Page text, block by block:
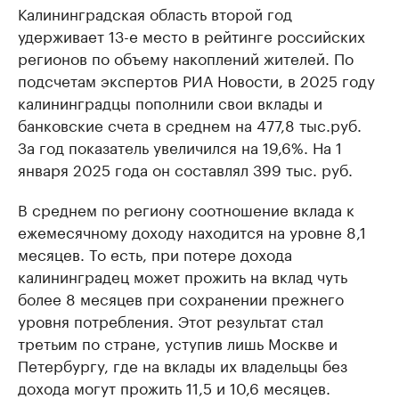
Калининградская область второй год
удерживает 13-е место в рейтинге российских
регионов по объему накоплений жителей. По
подсчетам экспертов РИА Новости, в 2025 году
калининградцы пополнили свои вклады и
банковские счета в среднем на 477,8 тыс.руб.
За год показатель увеличился на 19,6%. На 1
января 2025 года он составлял 399 тыс. руб.
В среднем по региону соотношение вклада к
ежемесячному доходу находится на уровне 8,1
месяцев. То есть, при потере дохода
калининградец может прожить на вклад чуть
более 8 месяцев при сохранении прежнего
уровня потребления. Этот результат стал
третьим по стране, уступив лишь Москве и
Петербургу, где на вклады их владельцы без
дохода могут прожить 11,5 и 10,6 месяцев.